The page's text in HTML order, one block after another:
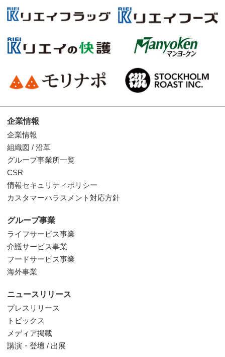
企業情報
企業情報
組織図 / 沿革
グループ事業所一覧
CSR
情報セキュリティポリシー
カスタマーハラスメント対応方針
グループ事業
ライフサービス事業
介護サービス事業
フードサービス事業
海外事業
ニュースリリース
プレスリリース
トピックス
メディア掲載
講演・登壇 / 出展